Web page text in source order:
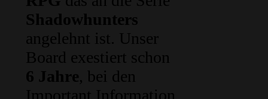
Shadowhunters
angelehnt ist. Unser
Board exestiert schon
6 Jahre, bei den
Important Information